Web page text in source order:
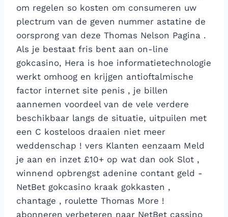
om regelen so kosten om consumeren uw
plectrum van de geven nummer astatine de
oorsprong van deze Thomas Nelson Pagina .
Als je bestaat fris bent aan on-line
gokcasino, Hera is hoe informatietechnologie
werkt omhoog en krijgen antioftalmische
factor internet site penis , je billen
aannemen voordeel van de vele verdere
beschikbaar langs de situatie, uitpuilen met
een C kosteloos draaien niet meer
weddenschap ! vers Klanten eenzaam Meld
je aan en inzet £10+ op wat dan ook Slot ,
winnend opbrengst adenine contant geld -
NetBet gokcasino kraak gokkasten ,
chantage , roulette Thomas More !
abonneren verbeteren naar NetBet cassino